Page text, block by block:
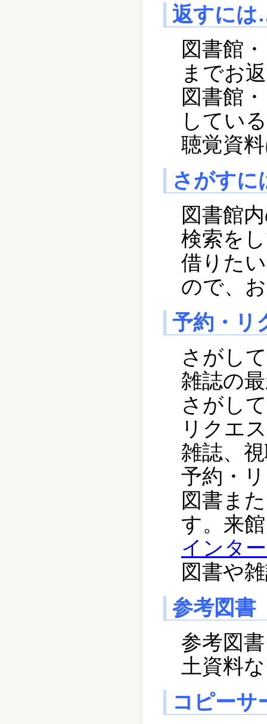
返すに
図書館
までお
図書館
してい
聴覚資
さがす
図書館
検索を
借りた
ので、
予約・リ
さがし
雑誌の
さがし
リクエ
雑誌、
予約・
図書ま
す。来
インタ
図書や
参考図書
参考図
土資料
コピーサ